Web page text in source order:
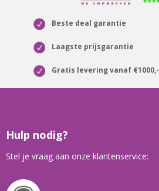
Beste deal garantie
Laagste prijsgarantie
Gratis levering vanaf €1000,-
Hulp nodig?
Stel je vraag aan onze klantenservice: